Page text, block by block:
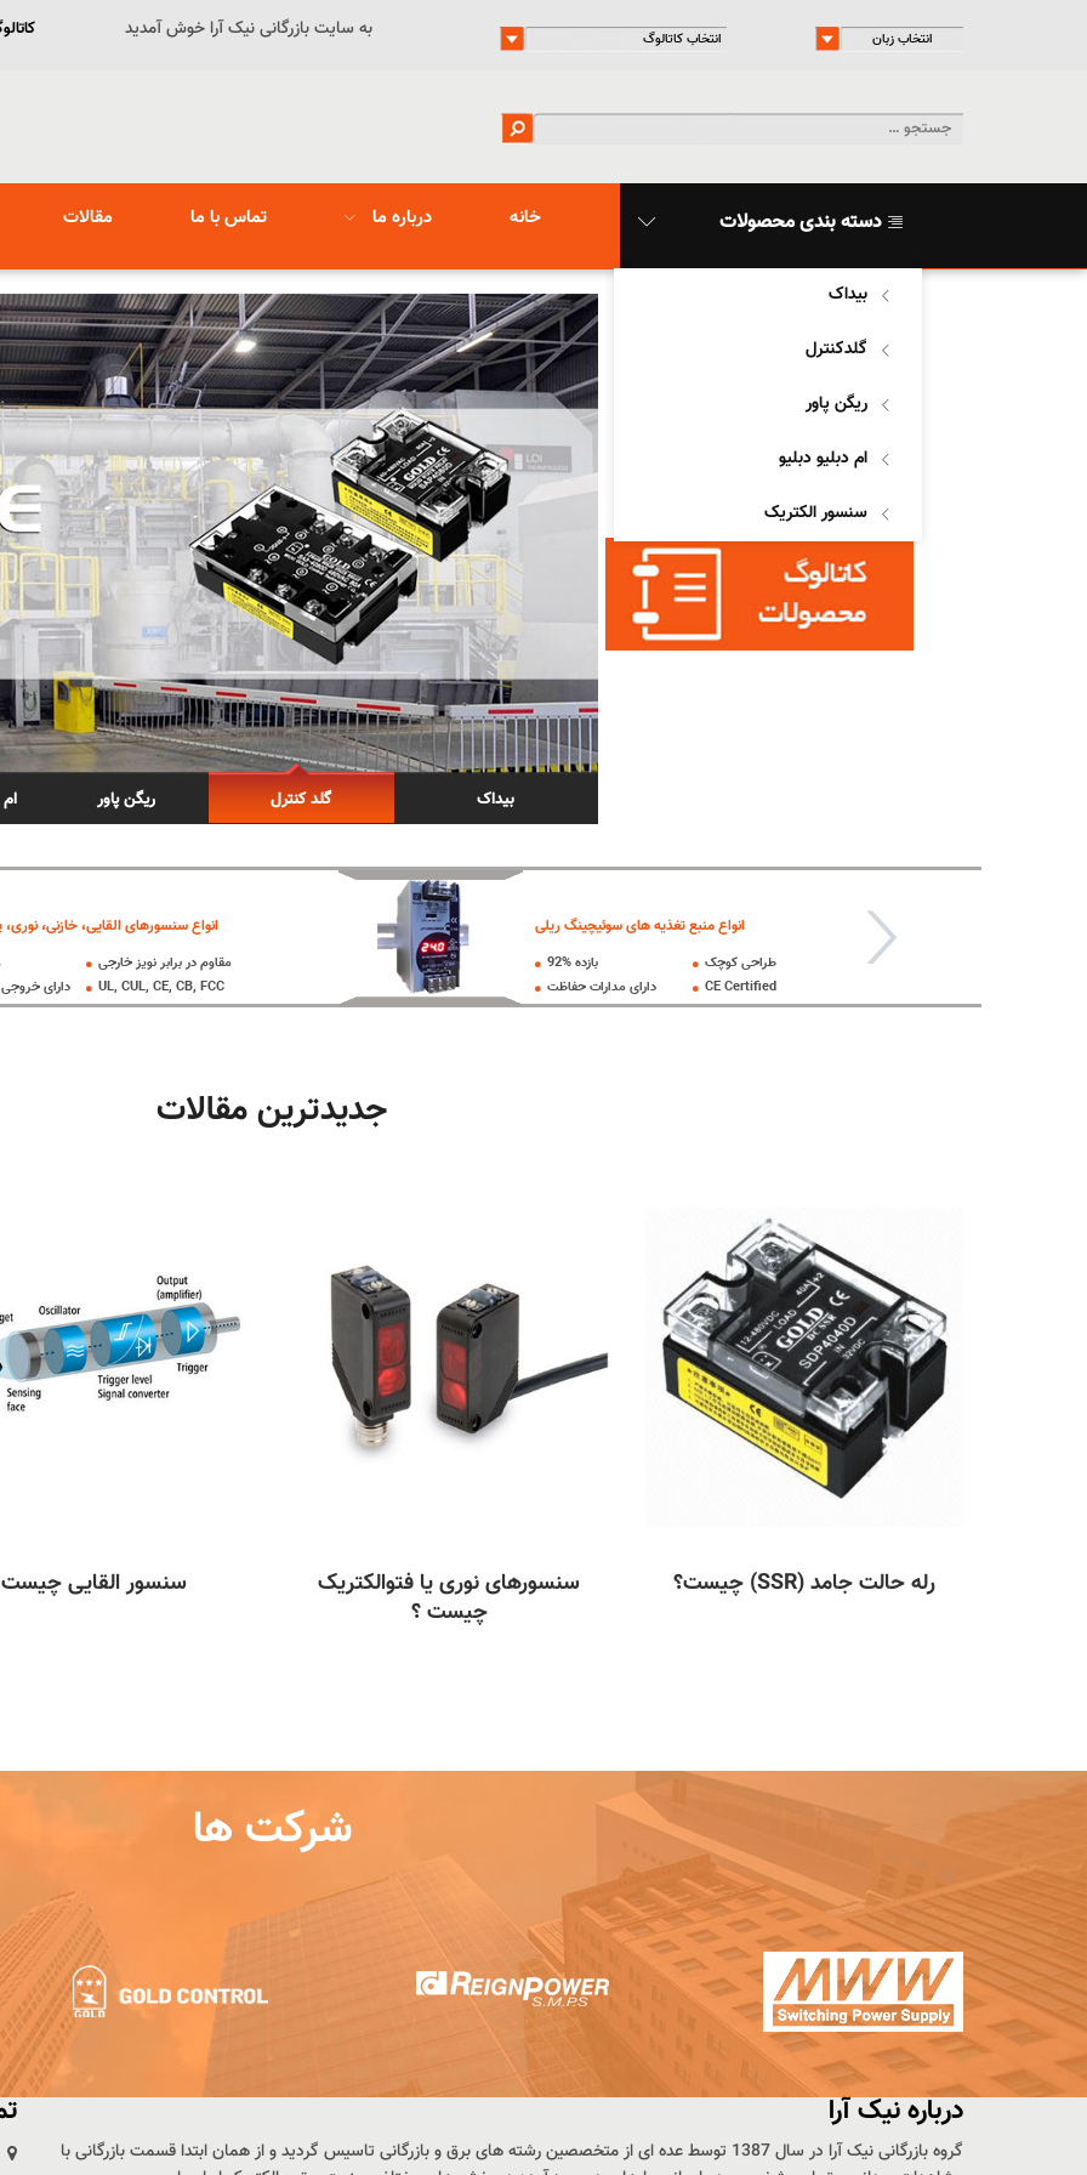
به سایت بازرگانی نیک آرا خوش آمدید
دسته بندی محصولات
بیداک
گلدکنترل
ریگن پاور
ام دبلیو دبلیو
سنسور الکتریک
خانه درباره ما تماس با ما مقالات
بیداک گلد کنترل ریگن پاور
انواع سنسورهای القایی، خازنی،
مقاوم در برابر نویز خارجی
دارای
UL, CUL, CE, CB, FCC
انواع منبع تغذیه های سوئیچینگ ریلی
92% بازده
طراحی کوچک
دارای مدارات حفاظت
CE Certified
جدیدترین مقالات
رله حالت جامد (SSR) چیست؟
سنسورهای نوری یا فتوالکتریک
چیست ؟
سنسور القایی چیست
شرکت ها
درباره نیک آرا
گروه بازرگانی نیک آرا در سال 1387 توسط عده ای از متخصصین رشته های برق و بازرگانی تاسیس گردید و از همان ابتدا قسمت بازرگانی با